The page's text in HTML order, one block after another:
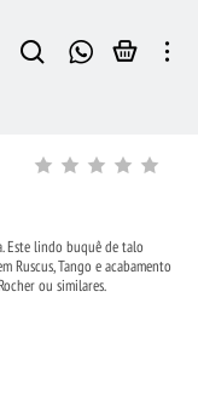
Este lindo buquê de talo
Ruscus, Tango e acabamento
ou similares.